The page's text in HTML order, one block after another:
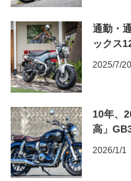
通勤・
ックス
2025/7/20
10年、
高」
2026/1/1